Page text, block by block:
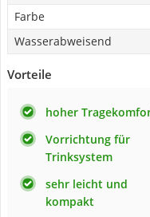
Farbe
Wasserabweisend
Vorteile
hoher
Vorrichtung für
Trinksystem
sehr leicht und
kompakt